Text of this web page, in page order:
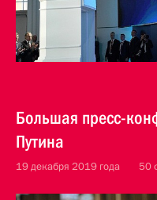
Большая пресс-
Путина
19 декабря 2019 года 50